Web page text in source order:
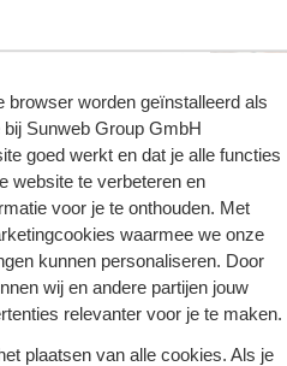
browser worden geïnstalleerd als
Sunweb Group GmbH
goed werkt en dat je alle functies
website te verbeteren en
voor je te onthouden. Met
waarmee we onze
kunnen personaliseren. Door
wij en andere partijen jouw
relevanter voor je te maken.
plaatsen van alle cookies. Als je